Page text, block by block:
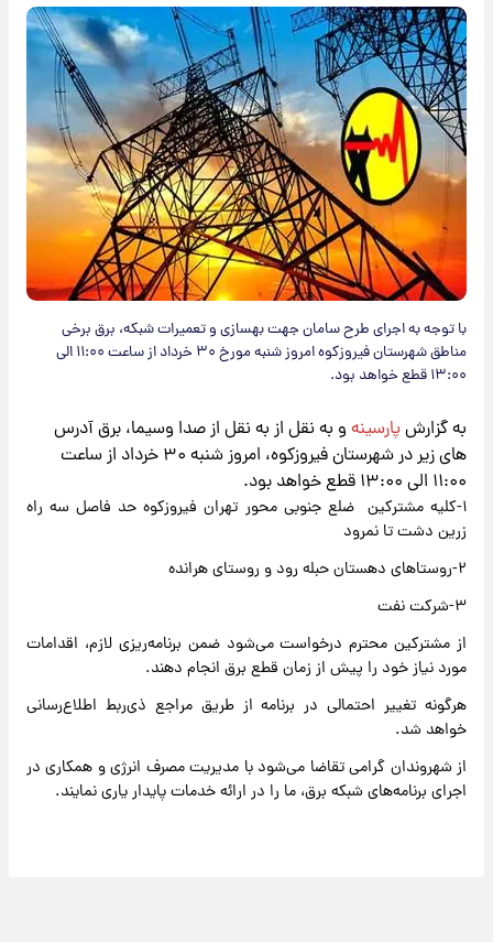
با توجه به اجرای طرح سامان جهت بهسازی و تعمیرات شبکه، برق برخی
مناطق شهرستان فیروزکوه امروز شنبه مورخ ۳۰ خرداد از ساعت ۱۱:۰۰ الی
۱۳:۰۰ قطع خواهد بود.
به گزارشپارسینه و به نقل از به نقل از صدا وسیما، برق آدرس
های زیر در شهرستان فیروزکوه، امروز شنبه ۳۰ خرداد از ساعت
۱۱:۰۰ الی ۱۳:۰۰ قطع خواهد بود.
۱-کلیه مشترکین ضلع جنوبی محور تهران فیروزکوه حد فاصل سه راه
زرین دشت تا نمرود
۲-روستاهای دهستان حبله رود و روستای هرانده
۳-شرکت نفت
از مشترکین محترم درخواست می‌شود ضمن برنامه‌ریزی لازم، اقدامات
مورد نیاز خود را پیش از زمان قطع برق انجام دهند.
هرگونه تغییر احتمالی در برنامه از طریق مراجع ذی‌ربط اطلاع‌رسانی
خواهد شد.
از شهروندان گرامی تقاضا می‌شود با مدیریت مصرف انرژی و همکاری در
اجرای برنامه‌های شبکه برق، ما را در ارائه خدمات پایدار یاری نمایند.